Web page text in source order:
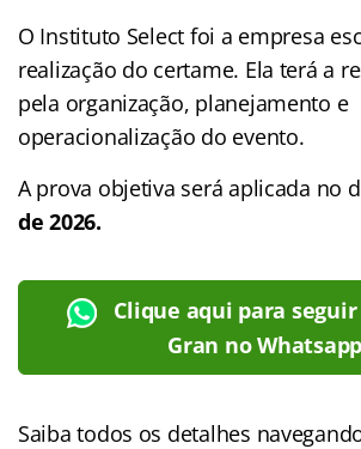
O Instituto Select foi a empresa
realização do certame. Ela terá a
pela organização, planejamento e
operacionalização do evento.
A prova objetiva será aplicada no
de 2026.
Clique aqui para
Gran no
Saiba todos os detalhes